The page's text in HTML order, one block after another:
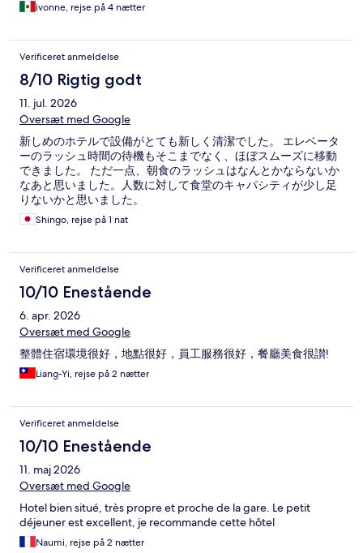
ivonne, rejse på 4 nætter
Verificeret anmeldelse
8/10 Rigtig godt
11. jul. 2026
Oversæt med Google
新しめのホテルで設備がとても新しく清潔でした。 エレベータ
ーのラッシュ時間の待機もそこまでなく、ほぼスムーズに移動
できました。 ただ一点、朝食のラッシュはなんとかならないか
なあと思いました。人数に対して食堂のキャパシティが少し足
りないかと思いました。
Shingo, rejse på 1 nat
Verificeret anmeldelse
10/10 Enestående
6. apr. 2026
Oversæt med Google
整體住宿環境很好，地點很好，員工服務很好，餐廳美食很讃!
Liang-Yi, rejse på 2 nætter
Verificeret anmeldelse
10/10 Enestående
11. maj 2026
Oversæt med Google
Hotel bien situé, très propre et proche de la gare. Le petit
déjeuner est excellent, je recommande cette hôtel
Naumi, rejse på 2 nætter